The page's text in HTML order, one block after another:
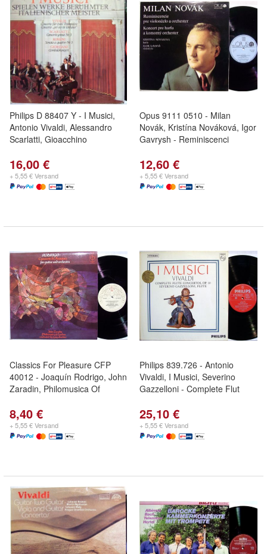
Philips D 88407 Y - I Musici,
Antonio Vivaldi, Alessandro
Scarlatti, Gioacchino
16,00 €
+ 5,55 € Versand
Opus 9111 0510 - Milan
Novák, Kristína Nováková, Igor
Gavrysh - Reminiscenci
12,60 €
+ 5,55 € Versand
Classics For Pleasure CFP
40012 - Joaquín Rodrigo, John
Zaradin, Philomusica Of
8,40 €
+ 5,55 € Versand
Philips 839.726 - Antonio
Vivaldi, I Musici, Severino
Gazzelloni - Complete Flut
25,10 €
+ 5,55 € Versand